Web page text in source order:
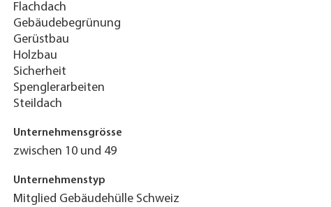
Flachdach
Gebäudebegrünung
Gerüstbau
Holzbau
Sicherheit
Spenglerarbeiten
Steildach
Unternehmensgrösse
zwischen 10 und 49
Unternehmenstyp
Mitglied Gebäudehülle Schweiz